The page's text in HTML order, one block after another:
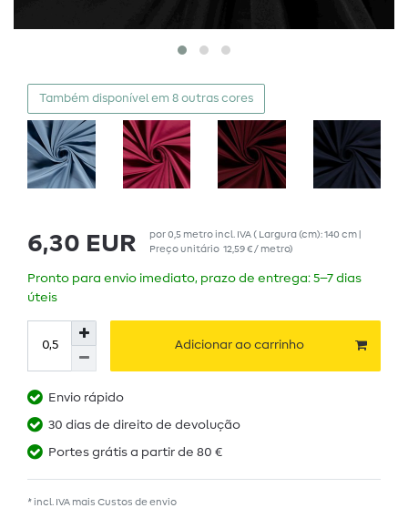
Também disponível em 8 outras cores
6,30 EUR por0,5 metroincl. IVA( Largura (cm): 140 cm |
Preço unitário 12,59 € / metro)
Pronto para envio imediato, prazo de entrega: 5–7 dias
úteis
Adicionar ao carrinho
Envio rápido
30 dias de direito de devolução
Portes grátis a partir de 80 €
* incl. IVA mais Custos de envio